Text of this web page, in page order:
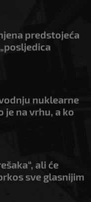
predstojeća
nuklearne
je na vrhu, a ko
ali će
sve glasnijim